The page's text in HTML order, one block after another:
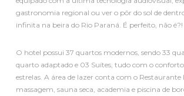
gastronomia regional ou ver o pôr do sol de
infinita na beira do Rio Paraná. É perfeito, não é?!
O hotel possui 37 quartos modernos, sendo 33
quarto adaptado e 03 Suítes, tudo com o
estrelas. A área de lazer conta com o Restaurante
massagem, sauna seca, academia e piscina de